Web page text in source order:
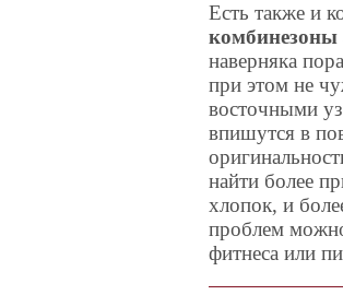
Есть также и
наверняка
при этом не
восточными
впишутся в
найти более
хлопок, и
проблем
фитнеса или